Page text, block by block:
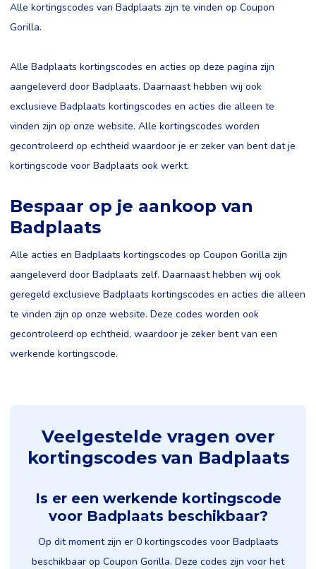
Alle kortingscodes van Badplaats zijn te vinden op Coupon
Gorilla.
Alle Badplaats kortingscodes en acties op deze pagina zijn
aangeleverd door Badplaats. Daarnaast hebben wij ook
exclusieve Badplaats kortingscodes en acties die alleen te
vinden zijn op onze website. Alle kortingscodes worden
gecontroleerd op echtheid waardoor je er zeker van bent dat je
kortingscode voor Badplaats ook werkt.
Bespaar op je aankoop van
Badplaats
Alle acties en Badplaats kortingscodes op Coupon Gorilla zijn
aangeleverd door Badplaats zelf. Daarnaast hebben wij ook
geregeld exclusieve Badplaats kortingscodes en acties die alleen
te vinden zijn op onze website. Deze codes worden ook
gecontroleerd op echtheid, waardoor je zeker bent van een
werkende kortingscode.
Veelgestelde vragen over
kortingscodes van Badplaats
Is er een werkende kortingscode
voor Badplaats beschikbaar?
Op dit moment zijn er 0 kortingscodes voor Badplaats
beschikbaar op Coupon Gorilla. Deze codes zijn voor het